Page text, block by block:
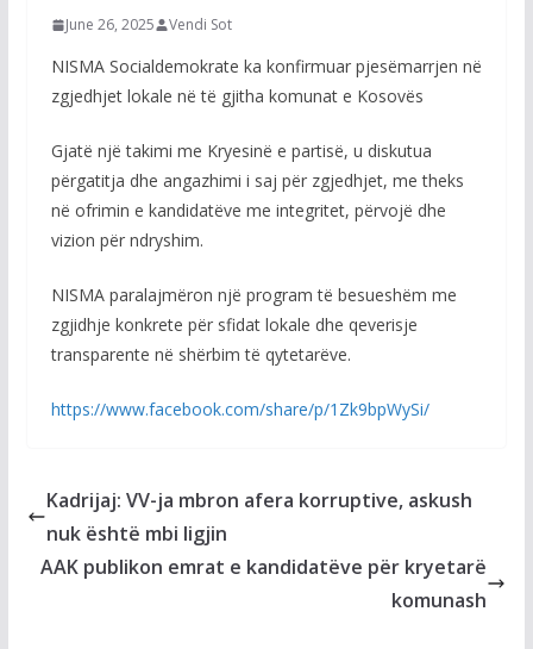
June 26, 2025 Vendi Sot
NISMA Socialdemokrate ka konfirmuar pjesëmarrjen në
zgjedhjet lokale në të gjitha komunat e Kosovës
Gjatë një takimi me Kryesinë e partisë, u diskutua
përgatitja dhe angazhimi i saj për zgjedhjet, me theks
në ofrimin e kandidatëve me integritet, përvojë dhe
vizion për ndryshim.
NISMA paralajmëron një program të besueshëm me
zgjidhje konkrete për sfidat lokale dhe qeverisje
transparente në shërbim të qytetarëve.
https://www.facebook.com/share/p/1Zk9bpWySi/
Kadrijaj: VV-ja mbron afera korruptive, askush
nuk është mbi ligjin
AAK publikon emrat e kandidatëve për kryetarë
komunash